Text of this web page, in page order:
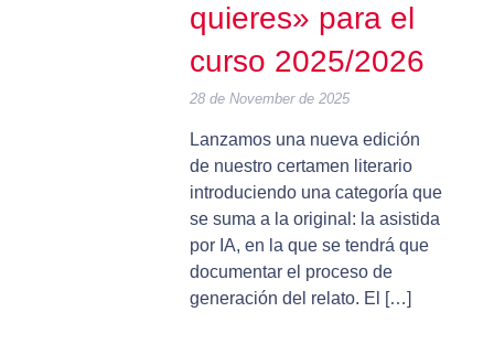
quieres» para el
curso 2025/2026
28 de November de 2025
Lanzamos una nueva edición
de nuestro certamen literario
introduciendo una categoría que
se suma a la original: la asistida
por IA, en la que se tendrá que
documentar el proceso de
generación del relato. El […]